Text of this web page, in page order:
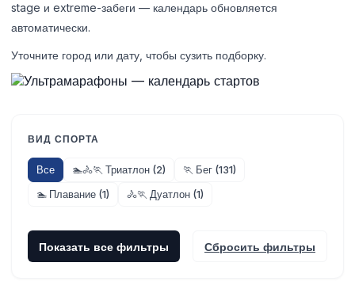
stage и extreme-забеги — календарь обновляется
автоматически.
Уточните город или дату, чтобы сузить подборку.
ВИД СПОРТА
Все 🏊🚴🏃 Триатлон (2)
🏃 Бег (131)
🏊 Плавание (1)
🚴🏃 Дуатлон (1)
Показать все фильтры Сбросить фильтры